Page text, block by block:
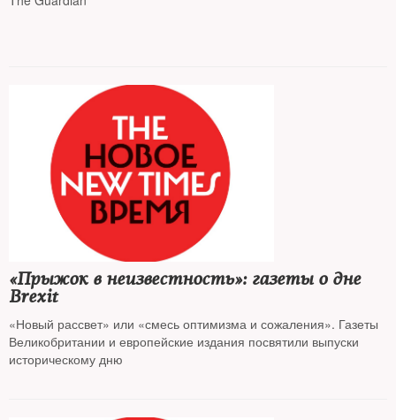
«Прыжок в неизвестность»: газеты о дне
Brexit
«Новый рассвет» или «смесь оптимизма и сожаления». Газеты
Великобритании и европейские издания посвятили выпуски
историческому дню